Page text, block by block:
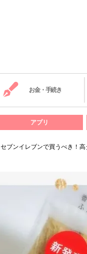
お金・手続き
アプリ
セブンイレブンで買うべき！